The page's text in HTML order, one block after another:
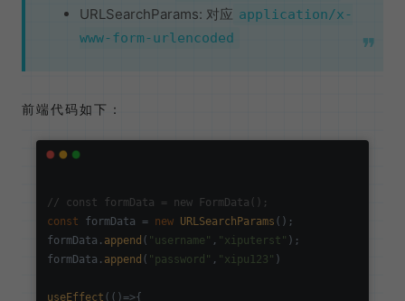
URLSearchParams: 对应 application/x-
www-form-urlencoded
前端代码如下：
// const formData = new FormData();
const formData = new URLSearchParams ();
formData. append ( "username" , "xiputerst" );
formData. append ( "password" , "xipu123" )
useEffect ( ()=>{